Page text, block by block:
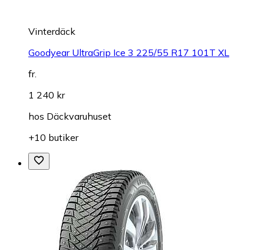
Vinterdäck
Goodyear UltraGrip Ice 3 225/55 R17 101T XL
fr.
1 240 kr
hos Däckvaruhuset
+10 butiker